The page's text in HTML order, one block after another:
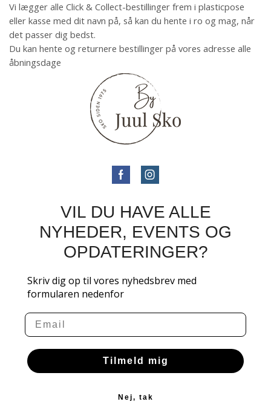
Vi lægger alle Click & Collect-bestillinger frem i plasticpose
eller kasse med dit navn på, så kan du hente i ro og mag, når
det passer dig bedst.
Du kan hente og returnere bestillinger på vores adresse alle
åbningsdage
VIL DU HAVE ALLE
NYHEDER, EVENTS OG
OPDATERINGER?
Skriv dig op til vores nyhedsbrev med
formularen nedenfor
Email
Tilmeld mig
Nej, tak